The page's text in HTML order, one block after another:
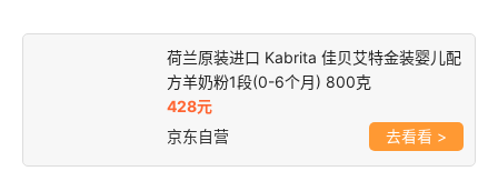
荷兰原装进口 Kabrita 佳贝艾特金装婴儿配
方羊奶粉1段(0-6个月) 800克
428元
京东自营
>